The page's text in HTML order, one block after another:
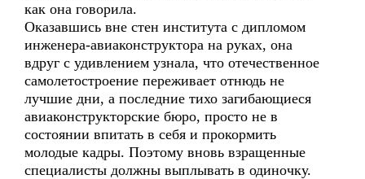
как она говорила.
Оказавшись вне стен института с дипломом
инженера-авиаконструктора на руках, она
вдруг с удивлением узнала, что отечественное
самолетостроение переживает отнюдь не
лучшие дни, а последние тихо загибающиеся
авиаконструкторские бюро, просто не в
состоянии впитать в себя и прокормить
молодые кадры. Поэтому вновь взращенные
специалисты должны выплывать в одиночку.